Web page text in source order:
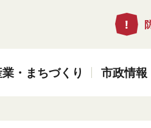
業・まちづくり 市政情報